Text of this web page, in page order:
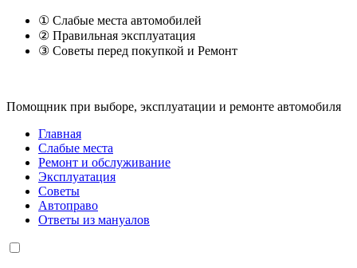
① Слабые места автомобилей
② Правильная эксплуатация
③ Советы перед покупкой и Ремонт
Помощник при выборе, эксплуатации и ремонте автомобиля
Главная
Слабые места
Ремонт и обслуживание
Эксплуатация
Советы
Автоправо
Ответы из мануалов